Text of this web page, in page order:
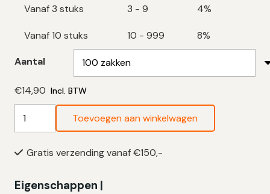
Vanaf 3 stuks 3 - 9 4%
Vanaf 10 stuks 10 - 999 8%
Aantal
€14,90 Incl. BTW
Transparante
50
|
Toevoegen aan winkelwagen
Gratis verzending vanaf €150,-
Eigenschappen |